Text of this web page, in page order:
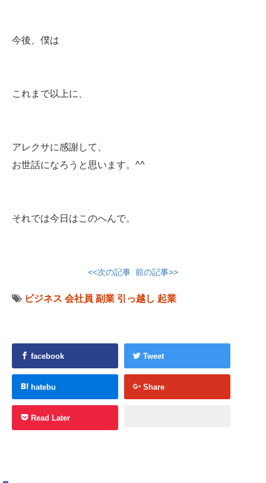
今後、僕は
これまで以上に、
アレクサに感謝して、
お世話になろうと思います。^^
それでは今日はこのへんで。
<<次の記事 前の記事>>
ビジネス 会社員 副業 引っ越し 起業
facebook Tweet
hatebu Share
Read Later